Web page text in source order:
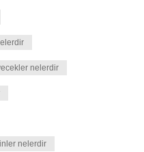
nelerdir
nelerdir